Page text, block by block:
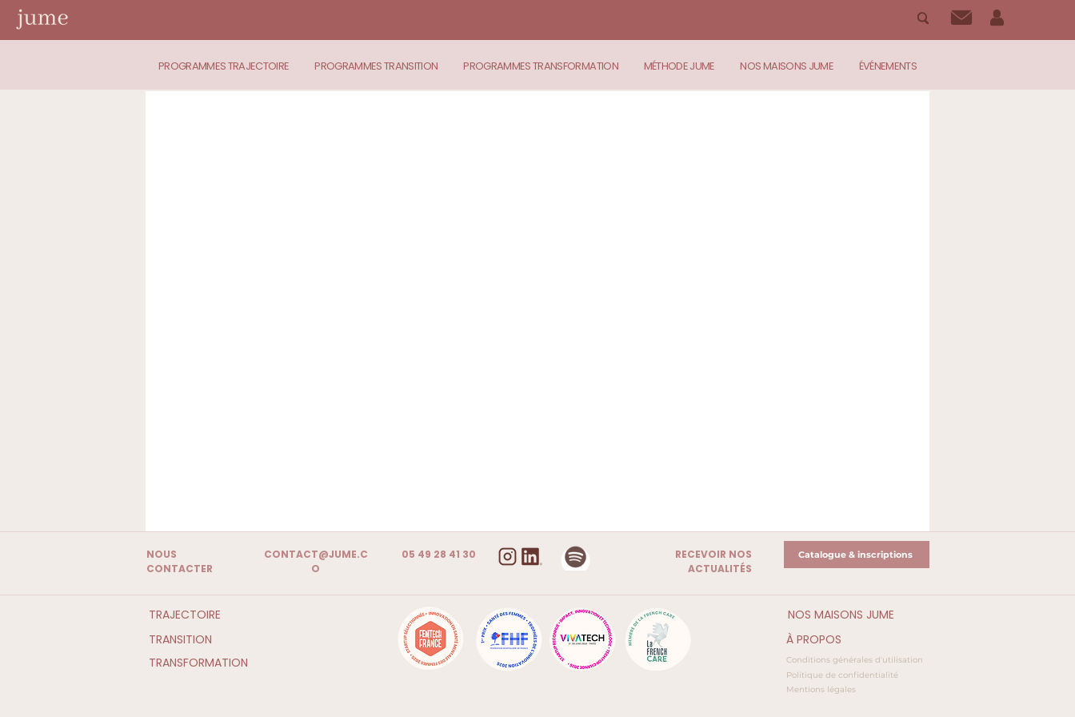
PROGRAMMES TRAJECTOIRE PROGRAMMES TRANSITION PROGRAMMES TRANSFORMATION MÉTHODE JUME NOS MAISONS JUME ÉVÉNEMENTS
NOUS
CONTACTER
CONTACT@JUME.C
O
05 49 28 41 30
RECEVOIR NOS
ACTUALITÉS
Catalogue & inscriptions
TRAJECTOIRE
TRANSITION
TRANSFORMATION
NOS MAISONS JUME
À PROPOS
Politique de confidentialité
Conditions générales d'utilisation
Mentions légales